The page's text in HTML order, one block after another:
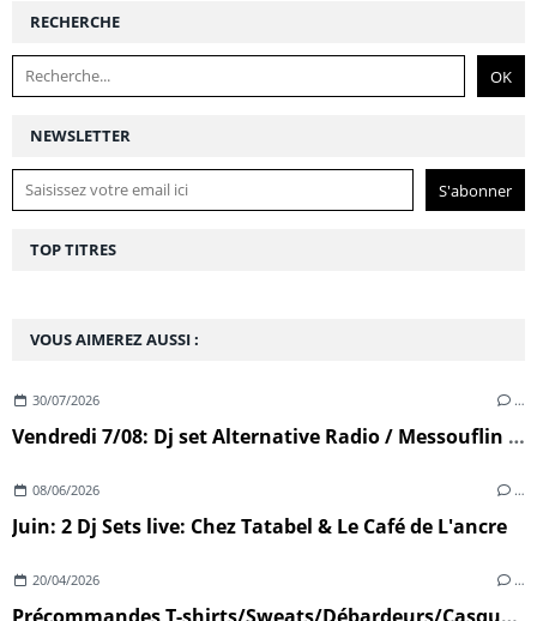
NEWSLETTER
RECHERCHE
VOUS AIMEREZ AUSSI :
30/07/2026 …
Vendredi 7/08: Dj set Alternative Radio / Messouflin (Ploumoguer)
08/06/2026 …
Juin: 2 Dj Sets live: Chez Tatabel & Le Café de L'ancre
20/04/2026 …
Précommandes T-shirts/Sweats/Débardeurs/Casquettes
TOP TITRES